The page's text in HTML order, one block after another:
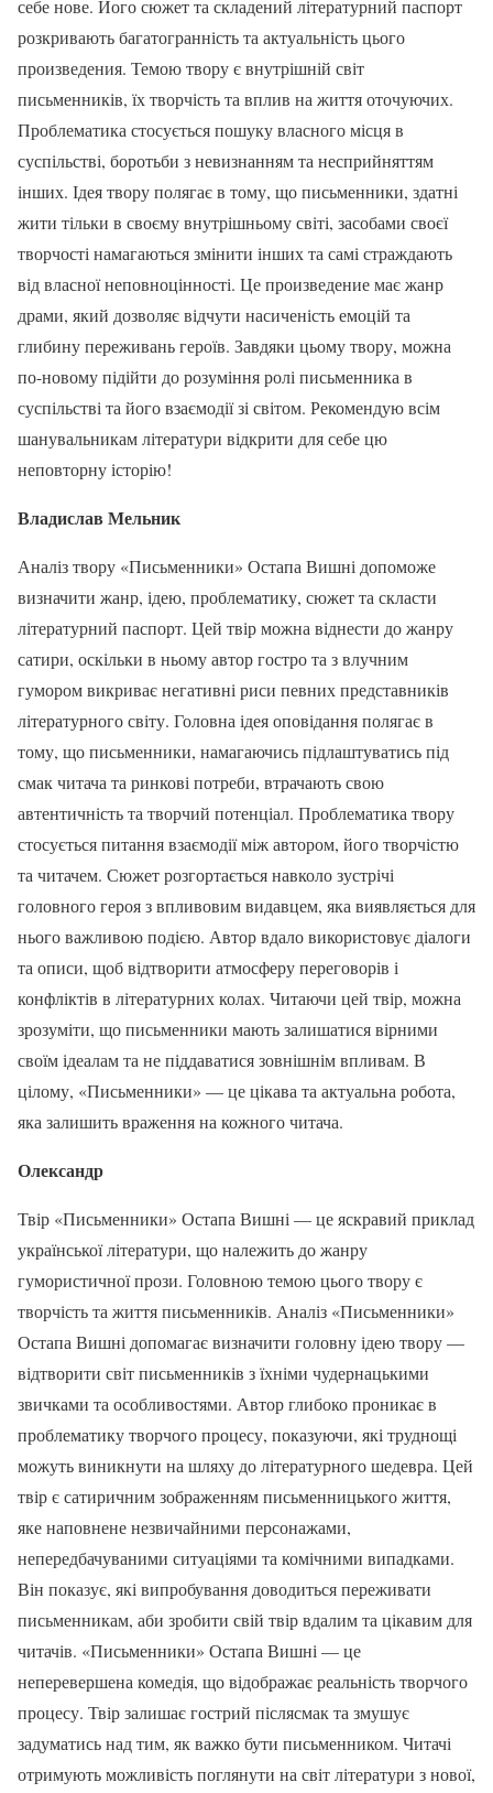
себе нове. Його сюжет та складений літературний паспорт
розкривають багатогранність та актуальність цього
произведения. Темою твору є внутрішній світ
письменників, їх творчість та вплив на життя оточуючих.
Проблематика стосується пошуку власного місця в
суспільстві, боротьби з невизнанням та несприйняттям
інших. Ідея твору полягає в тому, що письменники, здатні
жити тільки в своєму внутрішньому світі, засобами своєї
творчості намагаються змінити інших та самі страждають
від власної неповноцінності. Це произведение має жанр
драми, який дозволяє відчути насиченість емоцій та
глибину переживань героїв. Завдяки цьому твору, можна
по-новому підійти до розуміння ролі письменника в
суспільстві та його взаємодії зі світом. Рекомендую всім
шанувальникам літератури відкрити для себе цю
неповторну історію!
Владислав Мельник
Аналіз твору «Письменники» Остапа Вишні допоможе
визначити жанр, ідею, проблематику, сюжет та скласти
літературний паспорт. Цей твір можна віднести до жанру
сатири, оскільки в ньому автор гостро та з влучним
гумором викриває негативні риси певних представників
літературного світу. Головна ідея оповідання полягає в
тому, що письменники, намагаючись підлаштуватись під
смак читача та ринкові потреби, втрачають свою
автентичність та творчий потенціал. Проблематика твору
стосується питання взаємодії між автором, його творчістю
та читачем. Сюжет розгортається навколо зустрічі
головного героя з впливовим видавцем, яка виявляється для
нього важливою подією. Автор вдало використовує діалоги
та описи, щоб відтворити атмосферу переговорів і
конфліктів в літературних колах. Читаючи цей твір, можна
зрозуміти, що письменники мають залишатися вірними
своїм ідеалам та не піддаватися зовнішнім впливам. В
цілому, «Письменники» — це цікава та актуальна робота,
яка залишить враження на кожного читача.
Олександр
Твір «Письменники» Остапа Вишні — це яскравий приклад
української літератури, що належить до жанру
гумористичної прози. Головною темою цього твору є
творчість та життя письменників. Аналіз «Письменники»
Остапа Вишні допомагає визначити головну ідею твору —
відтворити світ письменників з їхніми чудернацькими
звичками та особливостями. Автор глибоко проникає в
проблематику творчого процесу, показуючи, які труднощі
можуть виникнути на шляху до літературного шедевра. Цей
твір є сатиричним зображенням письменницького життя,
яке наповнене незвичайними персонажами,
непередбачуваними ситуаціями та комічними випадками.
Він показує, які випробування доводиться переживати
письменникам, аби зробити свій твір вдалим та цікавим для
читачів. «Письменники» Остапа Вишні — це
неперевершена комедія, що відображає реальність творчого
процесу. Твір залишає гострий післясмак та змушує
задуматись над тим, як важко бути письменником. Читачі
отримують можливість поглянути на світ літератури з нової,